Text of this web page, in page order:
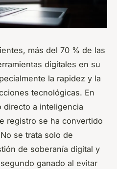
más del 70 % de las
digitales en su
la rapidez y la
tecnológicas. En
a inteligencia
registro se ha convertido
se trata solo de
de soberanía digital y
ganado al evitar